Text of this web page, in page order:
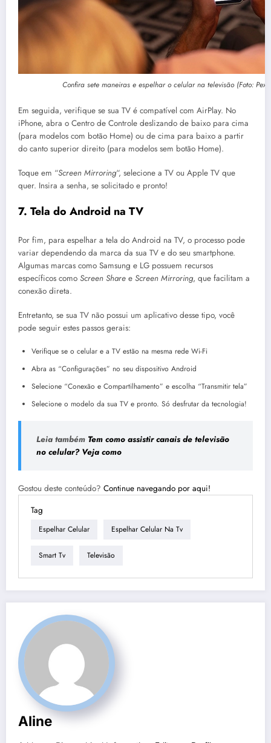
Confira sete maneiras e espelhar o celular na televisão (Foto:
Em seguida, verifique se sua TV é compatível com AirPlay. No
iPhone, abra o Centro de Controle deslizando de baixo para cima
(para modelos com botão Home) ou de cima para baixo a partir
do canto superior direito (para modelos sem botão Home).
Toque em “Screen Mirroring“, selecione a TV ou Apple TV que
quer. Insira a senha, se solicitado e pronto!
7. Tela do Android na TV
Por fim, para espelhar a tela do Android na TV, o processo pode
variar dependendo da marca da sua TV e do seu smartphone.
Algumas marcas como Samsung e LG possuem recursos
específicos como Screen Share e Screen Mirroring, que facilitam a
conexão direta.
Entretanto, se sua TV não possui um aplicativo desse tipo, você
pode seguir estes passos gerais:
Verifique se o celular e a TV estão na mesma rede Wi-Fi
Abra as “Configurações” no seu dispositivo Android
Selecione “Conexão e Compartilhamento” e escolha “Transmitir tela”
Selecione o modelo da sua TV e pronto. Só desfrutar da tecnologia!
Leia também Tem como assistir canais de televisão
no celular? Veja como
Gostou deste conteúdo? Continue navegando por aqui!
Tag
Espelhar Celular Espelhar Celular Na Tv
Smart Tv Televisão
Aline